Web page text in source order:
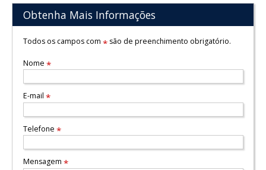
Obtenha Mais Informações
Todos os campos com *são de preenchimento obrigatório.
Nome *
E-mail *
Telefone *
Mensagem *